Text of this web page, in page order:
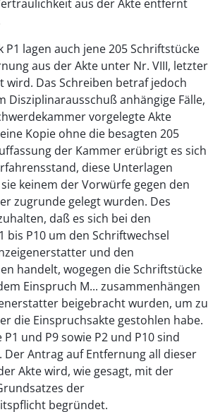
aus der Akte entfernt
P1 lagen auch jene 205 Schriftstücke
aus der Akte unter Nr. VIII, letzter
wird. Das Schreiben betraf jedoch
Disziplinarausschuß anhängige Fälle,
vorgelegte Akte
Kopie ohne die besagten 205
der Kammer erübrigt es sich
diese Unterlagen
keinem der Vorwürfe gegen den
zugrunde gelegt wurden. Des
daß es sich bei den
bis P10 um den Schriftwechsel
und den
handelt, wogegen die Schriftstücke
Einspruch M... zusammenhängen
beigebracht wurden, um zu
die Einspruchsakte gestohlen habe.
und P9 sowie P2 und P10 sind
Der Antrag auf Entfernung all dieser
Akte wird, wie gesagt, mit der
der
begründet.